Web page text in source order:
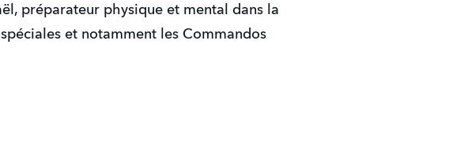
préparateur physique et mental dans la
et notamment les Commandos